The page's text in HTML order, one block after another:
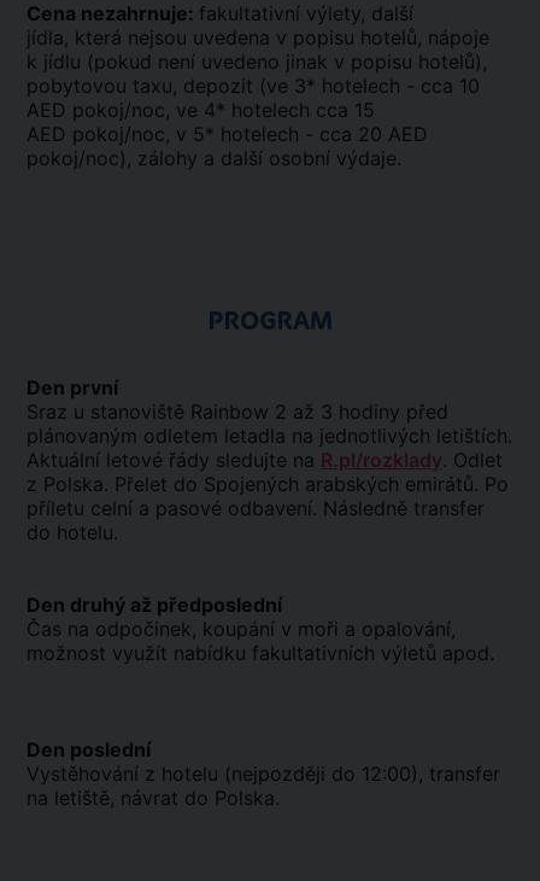
Cena nezahrnuje: fakultativní výlety, další
jídla, která nejsou uvedena v popisu hotelů, nápoje
k jídlu (pokud není uvedeno jinak v popisu hotelů),
pobytovou taxu, depozit (ve 3* hotelech - cca 10
AED pokoj/noc, ve 4* hotelech cca 15
AED pokoj/noc, v 5* hotelech - cca 20 AED
pokoj/noc), zálohy a další osobní výdaje.
PROGRAM
Den první
Sraz u stanoviště Rainbow 2 až 3 hodiny před
plánovaným odletem letadla na jednotlivých letištích.
Aktuální letové řády sledujte na R.pl/rozklady. Odlet
z Polska. Přelet do Spojených arabských emirátů. Po
příletu celní a pasové odbavení. Následně transfer
do hotelu.
Den druhý až předposlední
Čas na odpočinek, koupání v moři a opalování,
možnost využít nabídku fakultativních výletů apod.
Den poslední
Vystěhování z hotelu (nejpozději do 12:00), transfer
na letiště, návrat do Polska.